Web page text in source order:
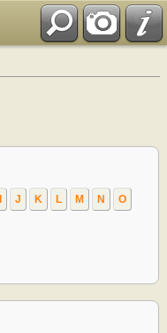
J K L M N O